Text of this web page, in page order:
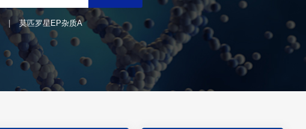
莫匹罗星EP杂质A